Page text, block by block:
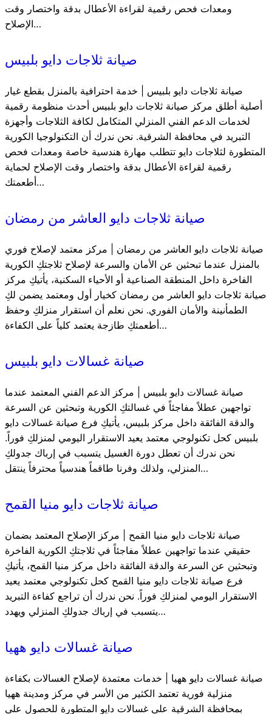
ومعدات فحص رقمية لقراءة الأعطال بدقة واختصار وقت
الإصلاح…
صيانة ثلاجات دايو بلبيس
صيانة ثلاجات دايو بلبيس | خدمة احترافية بالمنزل بقطع غيار
أصلية أطلق مركز صيانة ثلاجات دايو بلبيس أحدث منظومة رقمية
لخدمات الدعم الفني المنزلي المتكامل لكافة الثلاجات وأجهزة
التبريد في محافظة الشرقية. نحن ندرك أن التكنولوجيا الكورية
المتطورة لثلاجات دايو تتطلب مهارة هندسية خاصة ومعدات فحص
رقمية لقراءة الأعطال بدقة واختصار وقت الإصلاح لحماية
أطعمتك…
صيانة ثلاجات دايو العاشر من رمضان
صيانة ثلاجات دايو العاشر من رمضان | مركز معتمد لإصلاح فوري
بالمنزل عندما تبحثين عن الأمان والسرعة لإصلاح ثلاجتكِ الكورية
الفاخرة داخل المنطقة الصناعية أو الأحياء السكنية، يأتيكِ مركز
صيانة ثلاجات دايو العاشر من رمضان كخيار أول ومعتمد يضمن لكِ
الطمأنينة والأمان الفوري. نحن نعلم أن استقرار منزلكِ وحفظ
أطعمتكِ طازجة يعتمد كلياً على الكفاءة…
صيانة غسالات دايو بلبيس
صيانة غسالات دايو بلبيس | مركز الدعم الفني المعتمد عندما
تواجهين عطلاً مفاجئاً في غسالتكِ الكورية وتبحثين عن السرعة
والدقة الفائقة داخل مركز بلبيس، يأتيكِ فرع صيانة غسالات دايو
بلبيس كحل تكنولوجي معتمد يعيد الاستقرار اليومي لمنزلكِ فوراً.
نحن ندرك أن تعطل دورة الغسيل يتسبب في إرباك جدولكِ
المنزلي، ولذلك وفرنا طاقماً هندسياً محترفاً ينتقل…
صيانة ثلاجات دايو منيا القمح
صيانة ثلاجات دايو منيا القمح | مركز الإصلاح المعتمد بضمان
حقيقي عندما تواجهين عطلاً مفاجئاً في ثلاجتكِ الكورية الفاخرة
وتبحثين عن السرعة والدقة الفائقة داخل مركز منيا القمح، يأتيكِ
فرع صيانة ثلاجات دايو منيا القمح كحل تكنولوجي معتمد يعيد
الاستقرار اليومي لمنزلكِ فوراً. نحن ندرك أن تراجع كفاءة التبريد
يتسبب في إرباك جدولكِ المنزلي ويهدد…
صيانة غسالات دايو ههيا
صيانة غسالات دايو ههيا | خدمات معتمدة لإصلاح الغسالات بكفاءة
منزلية فورية تعتمد الكثير من الأسر في مركز ومدينة ههيا
بمحافظة الشرقية على غسالات دايو المتطورة للحصول على